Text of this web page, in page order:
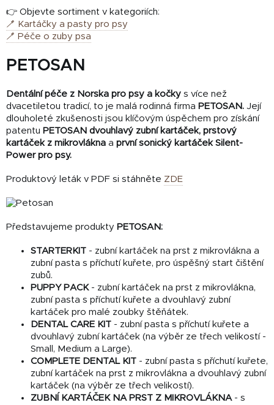
👉 Objevte sortiment v kategoriích:
🪥 Kartáčky a pasty pro psy
🪥 Péče o zuby psa
PETOSAN
Dentální péče z Norska pro psy a kočky s více než
dvacetiletou tradicí, to je malá rodinná firma PETOSAN. Její
dlouholeté zkušenosti jsou klíčovým úspěchem pro získání
patentu PETOSAN dvouhlavý zubní kartáček, prstový
kartáček z mikrovlákna a první sonický kartáček Silent-
Power pro psy.
Produktový leták v PDF si stáhněte ZDE
Představujeme produkty PETOSAN:
STARTERKIT - zubní kartáček na prst z mikrovlákna a
zubní pasta s příchutí kuřete, pro úspěšný start čištění
zubů.
PUPPY PACK - zubní kartáček na prst z mikrovlákna,
zubní pasta s příchutí kuřete a dvouhlavý zubní
kartáček pro malé zoubky štěňátek.
DENTAL CARE KIT - zubní pasta s příchutí kuřete a
dvouhlavý zubní kartáček (na výběr ze třech velikostí -
Small, Medium a Large).
COMPLETE DENTAL KIT - zubní pasta s příchutí kuřete,
zubní kartáček na prst z mikrovlákna a dvouhlavý zubní
kartáček (na výběr ze třech velikostí).
ZUBNÍ KARTÁČEK NA PRST Z MIKROVLÁKNA - s